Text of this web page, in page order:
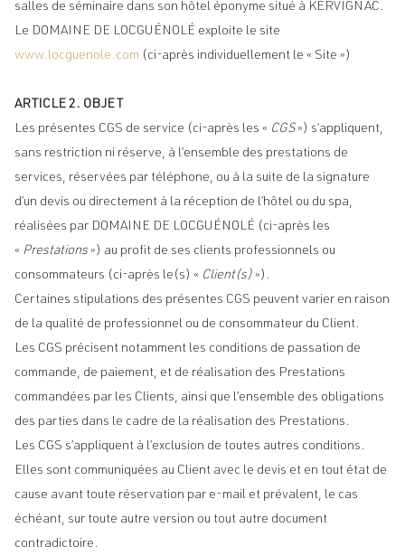
salles de séminaire dans son hôtel éponyme situé à KERVIGNAC.
Le DOMAINE DE LOCGUÉNOLÉ exploite le site
www.locguenole.com (ci-après individuellement le « Site »)
ARTICLE 2. OBJET
Les présentes CGS de service (ci-après les « CGS») s’appliquent,
sans restriction ni réserve, à l’ensemble des prestations de
services, réservées par téléphone, ou à la suite de la signature
d’un devis ou directement à la réception de l’hôtel ou du spa,
réalisées par DOMAINE DE LOCGUÉNOLÉ (ci-après les
« Prestations ») au profit de ses clients professionnels ou
consommateurs (ci-après le(s) « Client(s) »).
Certaines stipulations des présentes CGS peuvent varier en raison
de la qualité de professionnel ou de consommateur du Client.
Les CGS précisent notamment les conditions de passation de
commande, de paiement, et de réalisation des Prestations
commandées par les Clients, ainsi que l’ensemble des obligations
des parties dans le cadre de la réalisation des Prestations.
Les CGS s’appliquent à l’exclusion de toutes autres conditions.
Elles sont communiquées au Client avec le devis et en tout état de
cause avant toute réservation par e-mail et prévalent, le cas
échéant, sur toute autre version ou tout autre document
contradictoire.